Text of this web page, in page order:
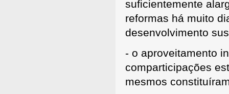
suficientemente
reformas há muito
desenvolvimento
- o aproveitamento
comparticipações
mesmos